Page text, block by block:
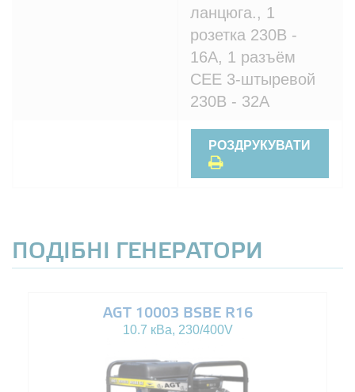
ланцюга., 1
розетка 230В -
16A, 1 разъём
CEE 3-штыревой
230В - 32A
РОЗДРУКУВАТИ
ПОДІБНІ ГЕНЕРАТОРИ
AGT 10003 BSBE R16
10.7 кВа, 230/400V